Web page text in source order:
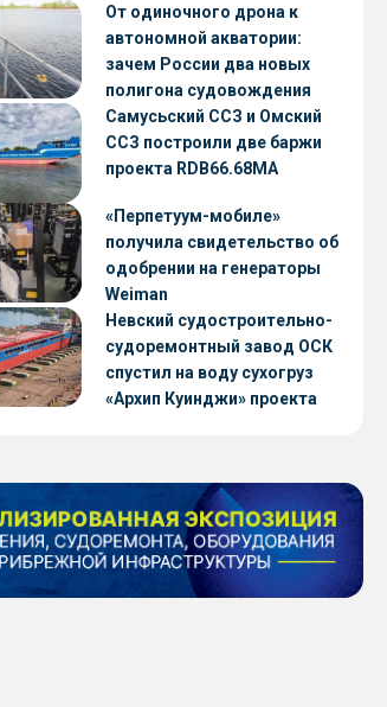
предприятия
От одиночного дрона к
автономной акватории:
зачем России два новых
полигона судовождения
Самусьский ССЗ и Омский
ССЗ построили две баржи
проекта RDB66.68МА
«Перпетуум-мобиле»
получила свидетельство об
одобрении на генераторы
Weiman
Невский судостроительно-
судоремонтный завод ОСК
спустил на воду сухогруз
«Архип Куинджи» проекта